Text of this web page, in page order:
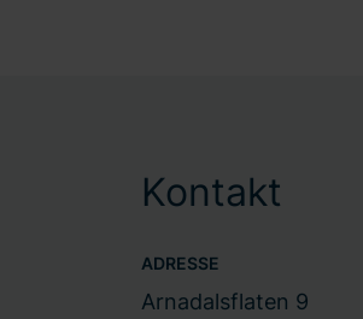
Kontakt
ADRESSE
Arnadalsflaten 9